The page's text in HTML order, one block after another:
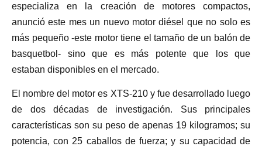
especializa en la creación de motores compactos,
anunció este mes un nuevo motor diésel que no solo es
más pequeño -este motor tiene el tamaño de un balón de
basquetbol- sino que es más potente que los que
estaban disponibles en el mercado.
El nombre del motor es XTS-210 y fue desarrollado luego
de dos décadas de investigación. Sus principales
características son su peso de apenas 19 kilogramos; su
potencia, con 25 caballos de fuerza; y su capacidad de